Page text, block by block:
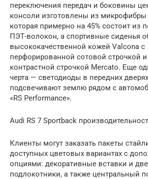
переключения передач и боковины
консоли изготовлены из микрофибры
которая примерно на 45% состоит из
ПЭТ-волокон, а спортивные сиденья
высококачественной кожей Valcona с
перфорированной сотовой строчкой
контрастной строчкой Mercato. Еще
черта — светодиоды в передних
подсвечивают землю рядом с
«RS Performance».
Audi RS 7 Sportback
Клиенты могут заказать пакеты
доступных цветовых вариантах с
опциями: декоративные вставки и
подлокотники, а также центральный